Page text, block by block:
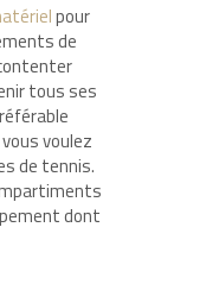
pour
de
tous ses
voulez
de tennis.
dont